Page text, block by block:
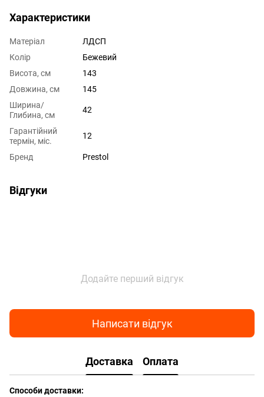
Характеристики
Матеріал
ЛДСП
Колір
Бежевий
Висота, см
143
Довжина, см
145
Ширина/
Глибина, см
42
Гарантійний
термін, міс.
12
Бренд Prestol
Відгуки
Додайте перший відгук
Написати відгук
Доставка Оплата
Способи доставки: